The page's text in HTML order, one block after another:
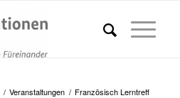
/ Veranstaltungen / Französisch Lerntreff